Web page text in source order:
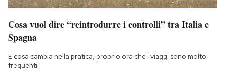
Cosa vuol dire “reintrodurre i controlli” tra Italia e
Spagna
E cosa cambia nella pratica, proprio ora che i viaggi sono molto
frequenti